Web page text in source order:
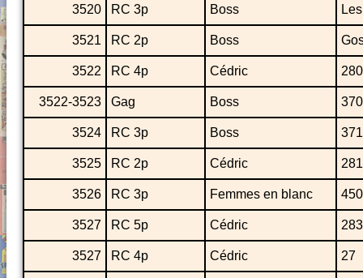
3520 RC 3p Boss
3521 RC 2p Boss
3522 RC 4p Cédric 280
3522-3523 Gag Boss
3524 RC 3p Boss 371
3525 RC 2p Cédric 281
3526 RC 3p Femmes en blanc 450
3527 RC 5p Cédric 283
3527 RC 4p Cédric 27